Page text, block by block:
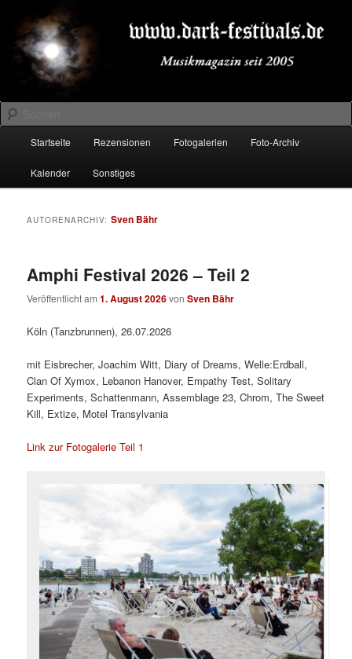
primären
Inhalt
springen
sekundären
Inhalt
springenDARK-FESTIVALS.DE
Suchen
Startseite Rezensionen Fotogalerien Foto-Archiv
Kalender Sonstiges
AUTORENARCHIV:Sven Bähr
Amphi Festival 2026 – Teil 2
Veröffentlicht am1. August 2026vonSven Bähr
Köln (Tanzbrunnen), 26.07.2026
mit Eisbrecher, Joachim Witt, Diary of Dreams, Welle:Erdball,
Clan Of Xymox, Lebanon Hanover, Empathy Test, Solitary
Experiments, Schattenmann, Assemblage 23, Chrom, The Sweet
Kill, Extize, Motel Transylvania
Link zur Fotogalerie Teil 1